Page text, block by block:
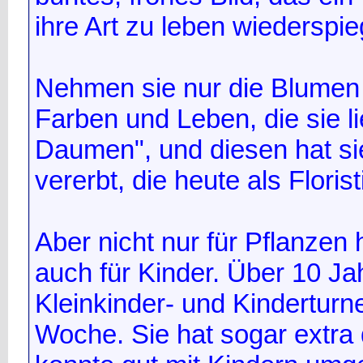
ihre Art zu leben
Nehmen sie nur die
Farben und Leben, die sie
Daumen", und diesen hat
vererbt, die heute als
Aber nicht nur für Pflanzen
auch für Kinder. Über 10
Kleinkinder- und
Woche. Sie hat sogar